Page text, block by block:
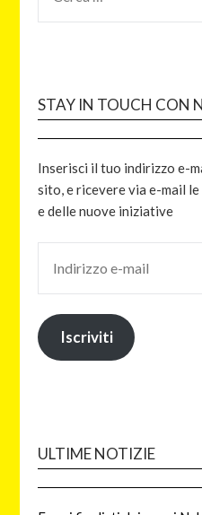
STAY IN TOUCH CON
Inserisci il tuo indirizzo e-
sito, e ricevere via e-mail
e delle nuove iniziative
Iscriviti
ULTIME NOTIZIE